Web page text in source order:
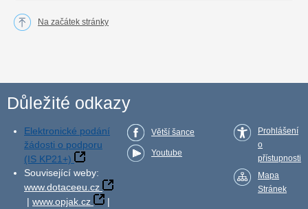
Na začátek stránky
Důležité odkazy
Elektronické podání
žádosti o podporu
(IS KP21+)
Související weby:
www.dotaceeu.cz
| www.opjak.cz
|
Větší šance
Youtube
Prohlášení
o
přístupnosti
Mapa
Stránek